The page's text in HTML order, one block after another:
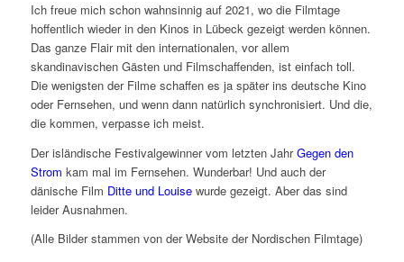
Ich freue mich schon wahnsinnig auf 2021, wo die Filmtage
hoffentlich wieder in den Kinos in Lübeck gezeigt werden können.
Das ganze Flair mit den internationalen, vor allem
skandinavischen Gästen und Filmschaffenden, ist einfach toll.
Die wenigsten der Filme schaffen es ja später ins deutsche Kino
oder Fernsehen, und wenn dann natürlich synchronisiert. Und die,
die kommen, verpasse ich meist.
Der isländische Festivalgewinner vom letzten JahrGegen den
Strom kam mal im Fernsehen. Wunderbar! Und auch der
dänische Film Ditte und Louisewurde gezeigt. Aber das sind
leider Ausnahmen.
(Alle Bilder stammen von der Website der Nordischen Filmtage)